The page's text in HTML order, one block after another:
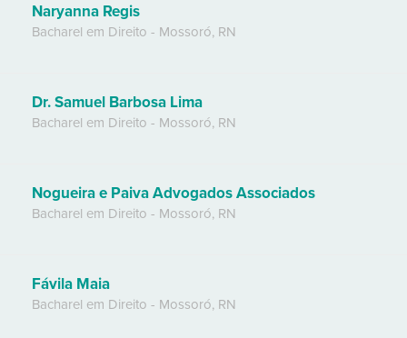
Naryanna Regis
Bacharel em Direito - Mossoró, RN
Dr. Samuel Barbosa Lima
Bacharel em Direito - Mossoró, RN
Nogueira e Paiva Advogados Associados
Bacharel em Direito - Mossoró, RN
Fávila Maia
Bacharel em Direito - Mossoró, RN